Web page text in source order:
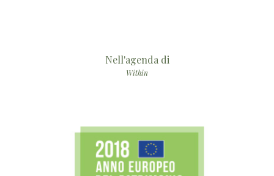
Nell'agenda di
Within